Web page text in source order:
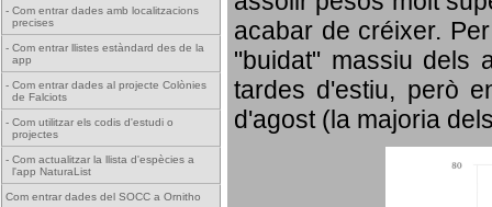
- Com entrar dades amb localitzacions
precises
- Com entrar llistes estàndard des de la
app
- Com entrar dades al projecte Colònies
de Falciots
- Com utilitzar els codis d'estudi o
projectes
- Com actualitzar la llista d'espècies a
l'app NaturaList
Com entrar dades del SOCC a Ornitho
acabar de créixer.
"buidat" massiu dels
tardes d'estiu, però
d'agost (la majoria